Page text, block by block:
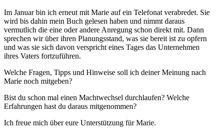
Im Januar bin ich erneut mit Marie auf ein Telefonat verabredet. Sie
wird bis dahin mein Buch gelesen haben und nimmt daraus
vermutlich die eine oder andere Anregung schon direkt mit. Dann
sprechen wir über ihren Planungsstand, was sie bereit ist zu opfern
und was sie sich davon verspricht eines Tages das Unternehmen
ihres Vaters fortzuführen.
Welche Fragen, Tipps und Hinweise soll ich deiner Meinung nach
Marie noch mitgeben?
Bist du schon mal einen Machtwechsel durchlaufen? Welche
Erfahrungen hast du daraus mitgenommen?
Ich freue mich über eure Unterstützung für Marie.